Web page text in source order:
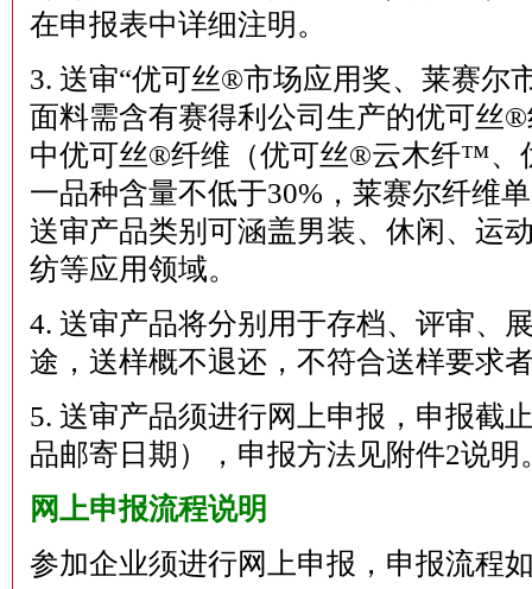
在申报表中详细注明。
3. 送审“优可丝®市场应用奖、莱赛尔
面料需含有赛得利公司生产的优可丝
中优可丝®纤维（优可丝®云木纤™、
一品种含量不低于30%，莱赛尔纤维
送审产品类别可涵盖男装、休闲、运
纺等应用领域。
4. 送审产品将分别用于存档、评审、
途，送样概不退还，不符合送样要求
5. 送审产品须进行网上申报，申报截
品邮寄日期），申报方法见附件2说明
网上申报流程说明
参加企业须进行网上申报，申报流程